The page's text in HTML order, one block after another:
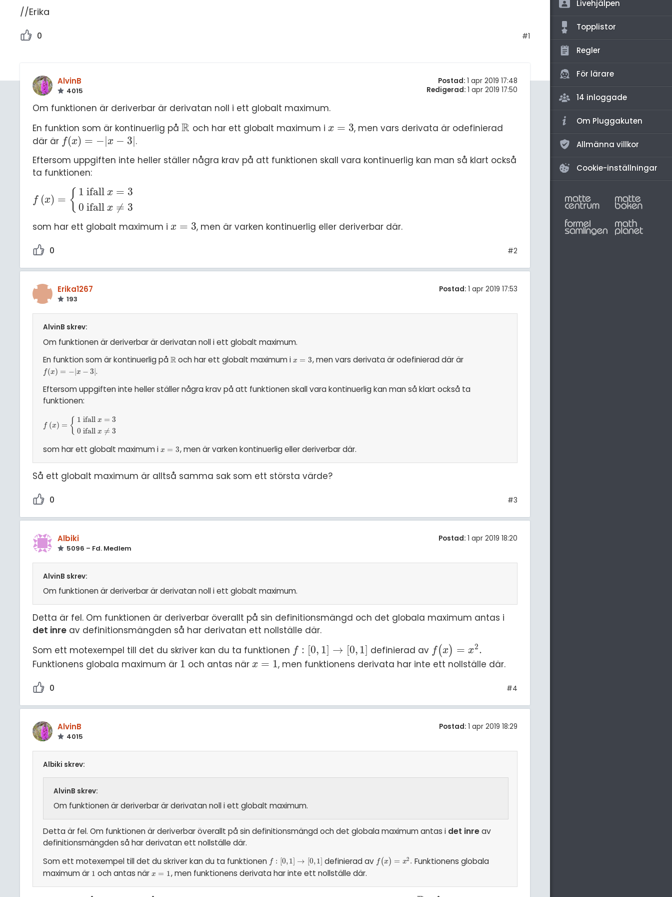
//Erika
0 #1
AlvinB
4015
Postad: 1 apr 2019 17:48
Redigerad: 1 apr 2019 17:50
Om funktionen är deriverbar är derivatan noll i ett globalt maximum.
En funktion som är kontinuerlig på R
ℝ och har ett globalt maximum i x = 3
x=3
, men vars derivata är odefinierad
där är f(x) = − |x − 3
f(x)= -|x -3 |
.
Eftersom uppgiften inte heller ställer några krav på att funktionen skall vara kontinuerlig kan man så klart också
ta funktionen:
f (x) = { 1 ifall x = 3
0 ifall x ≠ 3
fx ={1 ifall = 3 0 ifall ≠ 3
som har ett globalt maximum i x = 3
x=3 , men är varken kontinuerlig eller deriverbar där.
0 #2
Erika1267
193
Postad: 1 apr 2019 17:53
AlvinB skrev:
Om funktionen är deriverbar är derivatan noll i ett globalt maximum.
En funktion som är kontinuerlig påR
ℝoch har ett globalt maximum ix = 3
x=3 , men vars derivata är odefinierad där är
f(x) = −|x − 3|
f(x)=- x- 3 |
.
Eftersom uppgiften inte heller ställer några krav på att funktionen skall vara kontinuerlig kan man så klart också ta
funktionen:
f (x) = { 1 ifall x = 3
0 ifall x ≠ 3
fx={ ifall x =30 ifall x
som har ett globalt maximum i x = 3
x=3 , men är varken kontinuerlig eller deriverbar där.
Så ett globalt maximum är alltså samma sak som ett största värde?
0 #3
Albiki
5096 – Fd. Medlem
Postad: 1 apr 2019 18:20
AlvinB skrev:
Om funktionen är deriverbar är derivatan noll i ett globalt maximum.
Detta är fel. Om funktionen är deriverbar överallt på sin definitionsmängd och det globala maximum antas i
det inre av definitionsmängden så har derivatan ett nollställe där.
Som ett motexempel till det du skriver kan du ta funktionen f : [0, 1] → [0, 1]
f:[ 0 ]→[ 1] definierad av f(x) = x2.
f(x)= x2.
Funktionens globala maximum är 1
1 och antas närx = 1
x=1 , men funktionens derivata har inte ett nollställe där.
0 #4
AlvinB
4015
Postad: 1 apr 2019 18:29
Albiki skrev:
AlvinB skrev:
Om funktionen är deriverbar är derivatan noll i ett globalt maximum.
Detta är fel. Om funktionen är deriverbar överallt på sin definitionsmängd och det globala maximum antas i det inreav
definitionsmängden så har derivatan ett nollställe där.
Som ett motexempel till det du skriver kan du ta funktionen f : 0,1 → 0,1
f: [0 ,1]→ [0, ] definierad av f (x ) = x2 .
f(x)=x2.
Funktionens globala
maximum är 1
1 och antas när x = 1
x=1 , men funktionens derivata har inte ett nollställe där.
Livehjälpen
Topplistor
Regler
För lärare
14 inloggade
Om Pluggakuten
Allmänna villkor
Cookie-inställningar
Allmänna diskussioner